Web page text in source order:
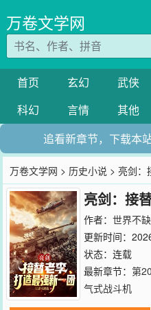
万卷文学网
首页 玄幻 武侠
科幻
言情 其他
追看新章节，下载本
万卷文学网 > 历史小说 > 亮剑：
亮剑：接
作者： 世界不
更新时间：
状态：连载
最新章节： 第
气式战斗机